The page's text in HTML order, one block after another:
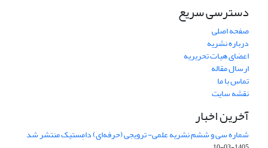
دسترسی سریع
صفحه اصلی
درباره نشریه
اعضای هیات تحریریه
ارسال مقاله
تماس با ما
نقشه سایت
آخرین اخبار
شماره سی و ششم نشریه علمی- ترویجی (حرفه‌ای) دامِستیک منتشر شد